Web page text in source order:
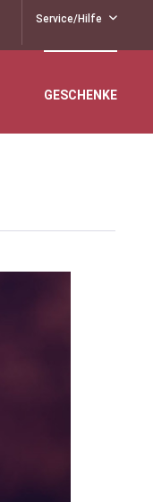
Service/Hilfe
GESCHENKE